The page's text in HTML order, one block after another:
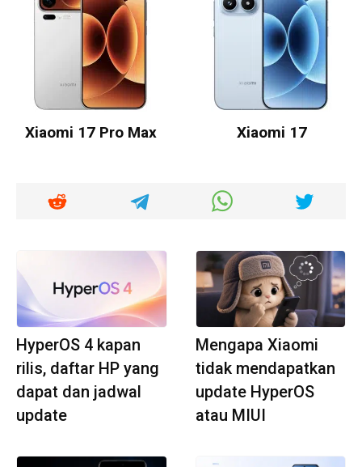
Xiaomi 17 Pro Max Xiaomi 17
HyperOS 4 kapan
rilis, daftar HP yang
dapat dan jadwal
update
Mengapa Xiaomi
tidak mendapatkan
update HyperOS
atau MIUI